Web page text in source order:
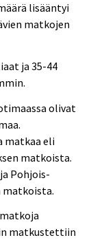
lisääntyi
matkojen
ja 35-44
olivat
matkaa eli
matkoista.
Pohjois-
matkoista.
matkustettiin